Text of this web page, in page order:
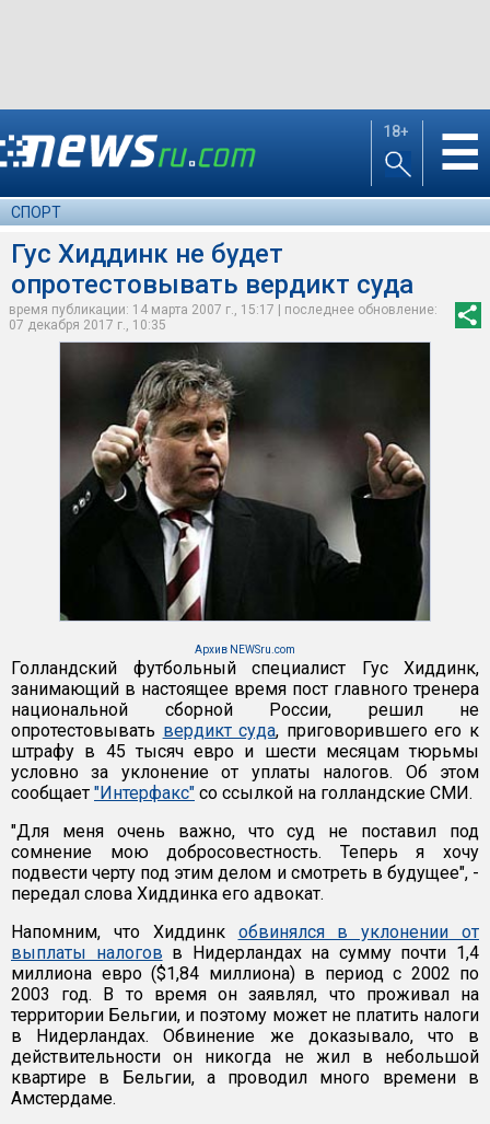
18+ ☰
СПОРТ
Гус Хиддинк не будет
опротестовывать вердикт суда
время публикации: 14 марта 2007 г., 15:17 | последнее обновление:
07 декабря 2017 г., 10:35
Архив NEWSru.com
Голландский футбольный специалист Гус Хиддинк,
занимающий в настоящее время пост главного тренера
национальной сборной России, решил не
опротестовывать вердикт суда, приговорившего его к
штрафу в 45 тысяч евро и шести месяцам тюрьмы
условно за уклонение от уплаты налогов. Об этом
сообщает "Интерфакс" со ссылкой на голландские СМИ.
"Для меня очень важно, что суд не поставил под
сомнение мою добросовестность. Теперь я хочу
подвести черту под этим делом и смотреть в будущее", -
передал слова Хиддинка его адвокат.
Напомним, что Хиддинк обвинялся в уклонении от
выплаты налогов в Нидерландах на сумму почти 1,4
миллиона евро ($1,84 миллиона) в период с 2002 по
2003 год. В то время он заявлял, что проживал на
территории Бельгии, и поэтому может не платить налоги
в Нидерландах. Обвинение же доказывало, что в
действительности он никогда не жил в небольшой
квартире в Бельгии, а проводил много времени в
Амстердаме.